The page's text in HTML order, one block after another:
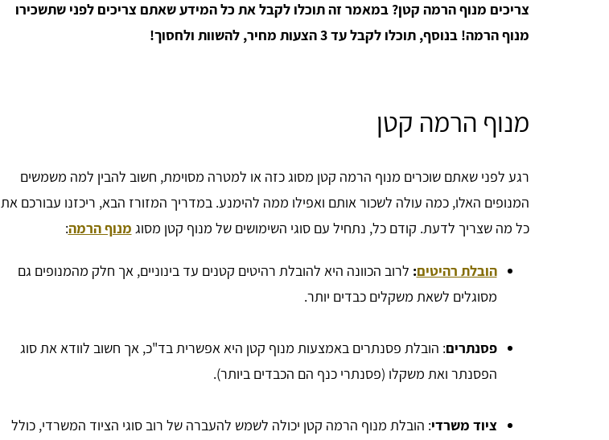
צריכים מנוף הרמה קטן? במאמר זה תוכלו לקבל את כל המידע שאתם צריכים לפני שתשכירו
מנוף הרמה! בנוסף, תוכלו לקבל עד 3 הצעות מחיר, להשוות ולחסוך!
מנוף הרמה קטן
רגע לפני שאתם שוכרים מנוף הרמה קטן מסוג כזה או למטרה מסוימת, חשוב להבין למה משמשים
המנופים האלו, כמה עולה לשכור אותם ואפילו ממה להימנע. במדריך המזורז הבא, ריכזנו עבורכם את
כל מה שצריך לדעת. קודם כל, נתחיל עם סוגי השימושים של מנוף קטן מסוג מנוף הרמה:
הובלת רהיטים: לרוב הכוונה היא להובלת רהיטים קטנים עד בינוניים, אך חלק מהמנופים גם
מסוגלים לשאת משקלים כבדים יותר.
פסנתרים: הובלת פסנתרים באמצעות מנוף קטן היא אפשרית בד"כ, אך חשוב לוודא את סוג
הפסנתר ואת משקלו (פסנתרי כנף הם הכבדים ביותר).
ציוד משרדי: הובלת מנוף הרמה קטן יכולה לשמש להעברה של רוב סוגי הציוד המשרדי, כולל